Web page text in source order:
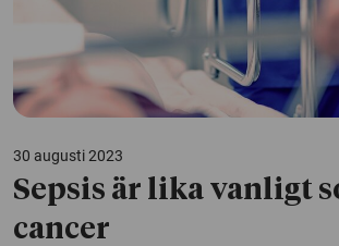
30 augusti 2023
Sepsis är lika vanligt
cancer